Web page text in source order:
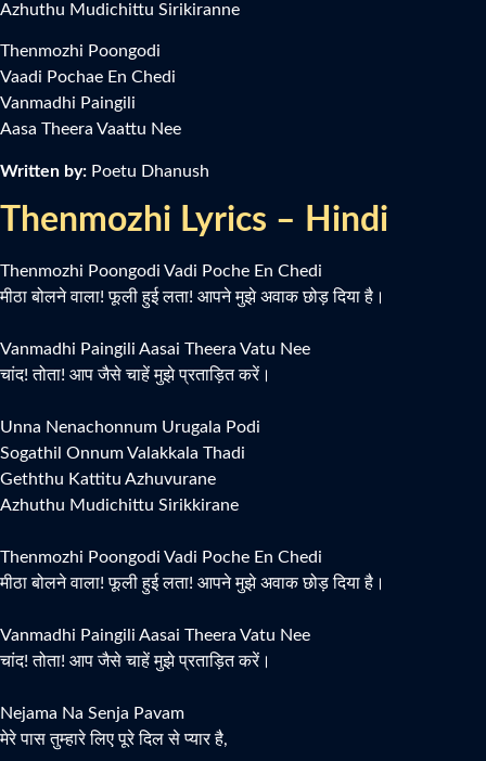
Azhuthu Mudichittu Sirikiranne
Thenmozhi Poongodi
Vaadi Pochae En Chedi
Vanmadhi Paingili
Aasa Theera Vaattu Nee
Written by: Poetu Dhanush
Thenmozhi Lyrics – Hindi
Thenmozhi Poongodi Vadi Poche En Chedi
मीठा बोलने वाला! फूली हुई लता! आपने मुझे अवाक छोड़ दिया है।
Vanmadhi Paingili Aasai Theera Vatu Nee
चांद! तोता! आप जैसे चाहें मुझे प्रताड़ित करें।
Unna Nenachonnum Urugala Podi
Sogathil Onnum Valakkala Thadi
Geththu Kattitu Azhuvurane
Azhuthu Mudichittu Sirikkirane
Thenmozhi Poongodi Vadi Poche En Chedi
मीठा बोलने वाला! फूली हुई लता! आपने मुझे अवाक छोड़ दिया है।
Vanmadhi Paingili Aasai Theera Vatu Nee
चांद! तोता! आप जैसे चाहें मुझे प्रताड़ित करें।
Nejama Na Senja Pavam
मेरे पास तुम्हारे लिए पूरे दिल से प्यार है,